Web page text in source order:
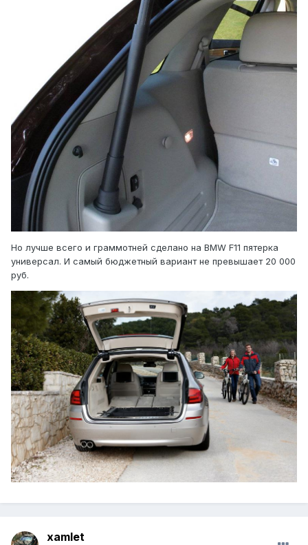
Но лучше всего и граммотней сделано на BMW F11 пятерка
универсал. И самый бюджетный вариант не превышает 20 000
руб.
xamlet